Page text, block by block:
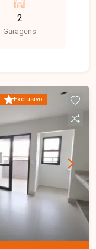
space,
de festa,
2
Garagens
Exclusivo